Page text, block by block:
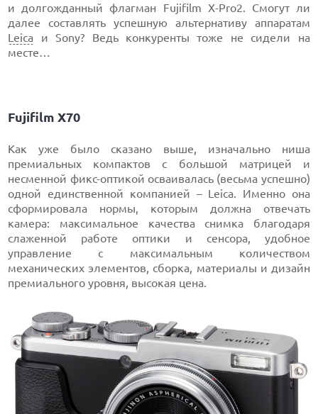
и долгожданный флагман Fujifilm X-Pro2. Смогут ли
далее составлять успешную альтернативу аппаратам
Leica и Sony? Ведь конкуренты тоже не сидели на
месте…
Fujifilm X70
Как уже было сказано выше, изначально ниша
премиальных компактов с большой матрицей и
несменной фикс-оптикой осваивалась (весьма успешно)
одной единственной компанией – Leica. Именно она
сформировала нормы, которым должна отвечать
камера: максимальное качества снимка благодаря
слаженной работе оптики и сенсора, удобное
управление с максимальным количеством
механических элементов, сборка, материалы и дизайн
премиального уровня, высокая цена.